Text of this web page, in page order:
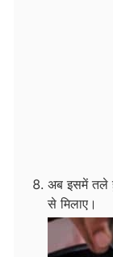
अब इसमें तले
से मिलाए।